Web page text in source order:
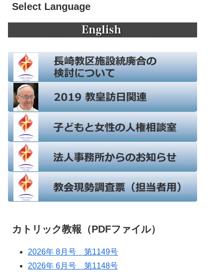
Select Language
カトリック教報（PDFファイル）
2026年 8月号 第1149号
2026年 6月号 第1148号